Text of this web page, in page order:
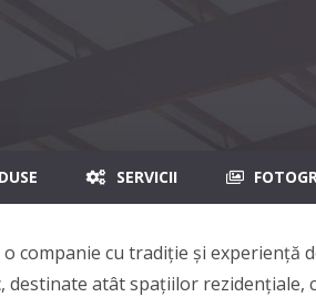
SERVICII
companie cu tradiție și experiență
destinate atât spațiilor rezidențiale,